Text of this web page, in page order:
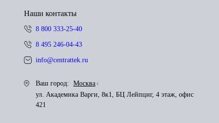
Наши контакты
8 800 333-25-40
8 495 246-04-43
info@centrattek.ru
Ваш город:
Москва
ул. Академика Варги, 8к1, БЦ Лейпциг, 4 этаж, офис
421